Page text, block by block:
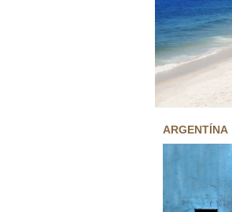
ARGENTÍNA